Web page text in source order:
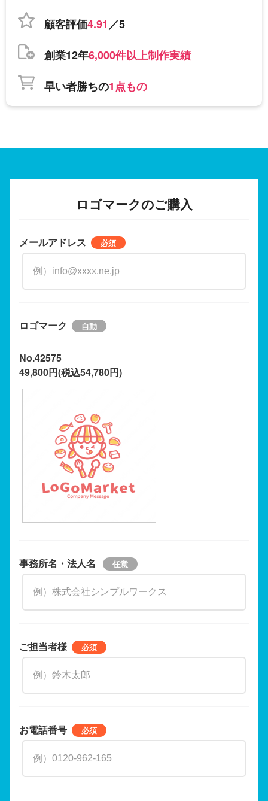
顧客評価4.91／5
創業12年6,000件以上制作実績
早い者勝ちの1点もの
ロゴマークのご購入
メールアドレス
ロゴマーク
No.42575
49,800円(税込54,780円)
事務所名・法人名
ご担当者様
お電話番号